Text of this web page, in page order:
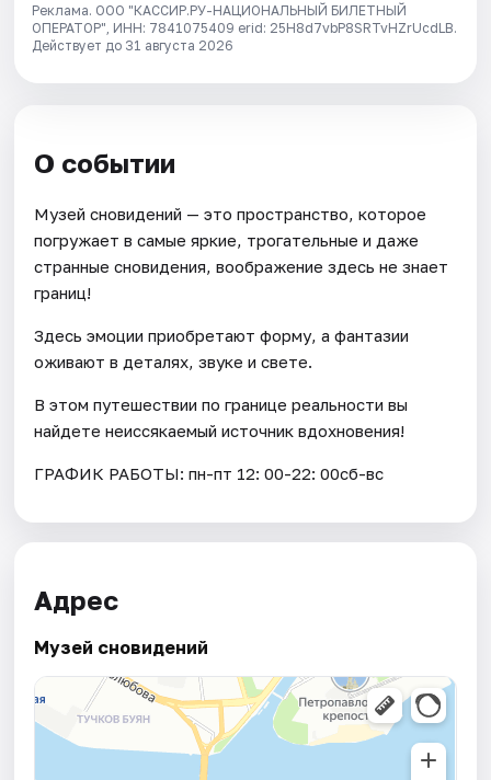
Реклама. ООО "КАССИР.РУ-НАЦИОНАЛЬНЫЙ БИЛЕТНЫЙ
ОПЕРАТОР", ИНН: 7841075409 erid: 25H8d7vbP8SRTvHZrUcdLB.
Действует до 31 августа 2026
О событии
Музей сновидений — это пространство, которое
погружает в самые яркие, трогательные и даже
странные сновидения, воображение здесь не знает
границ!
Здесь эмоции приобретают форму, а фантазии
оживают в деталях, звуке и свете.
В этом путешествии по границе реальности вы
найдете неиссякаемый источник вдохновения!
ГРАФИК РАБОТЫ: пн-пт 12: 00-22: 00сб-вс
Адрес
Музей сновидений